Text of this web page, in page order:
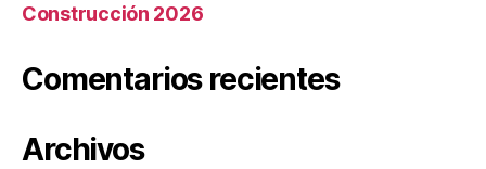
Construcción 2026
Comentarios recientes
Archivos